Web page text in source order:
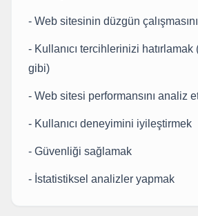
- Web sitesinin düzgün
- Kullanıcı tercihlerinizi
gibi)
- Web sitesi performansını analiz
- Kullanıcı deneyimini iyileştirmek
- Güvenliği sağlamak
- İstatistiksel analizler yapmak